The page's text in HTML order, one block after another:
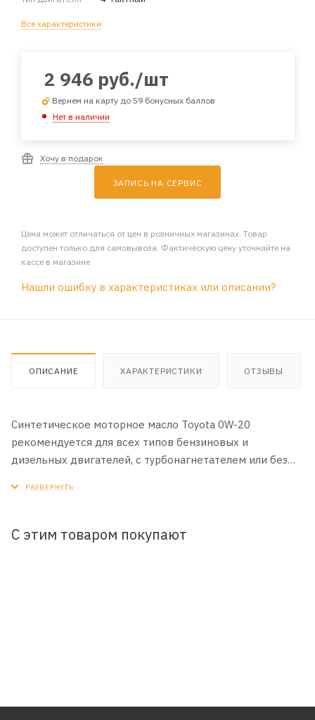
Все характеристики
2 946 руб./шт
Вернем на карту до 59 бонусных баллов
Нет в наличии
Хочу в подарок
ЗАПИСЬ НА СЕРВИС
Цена может отличаться от цен в розничных магазинах. Товар
доступен только для самовывоза. Фактическую цену уточняйте на
кассе в магазине
Нашли ошибку в характеристиках или описании?
ОПИСАНИЕ ХАРАКТЕРИСТИКИ ОТЗЫВЫ
Синтетическое моторное масло Toyota 0W-20
рекомендуется для всех типов бензиновых и
дизельных двигателей, с турбонагнетателем или без
температурах.
С этим товаром покупают